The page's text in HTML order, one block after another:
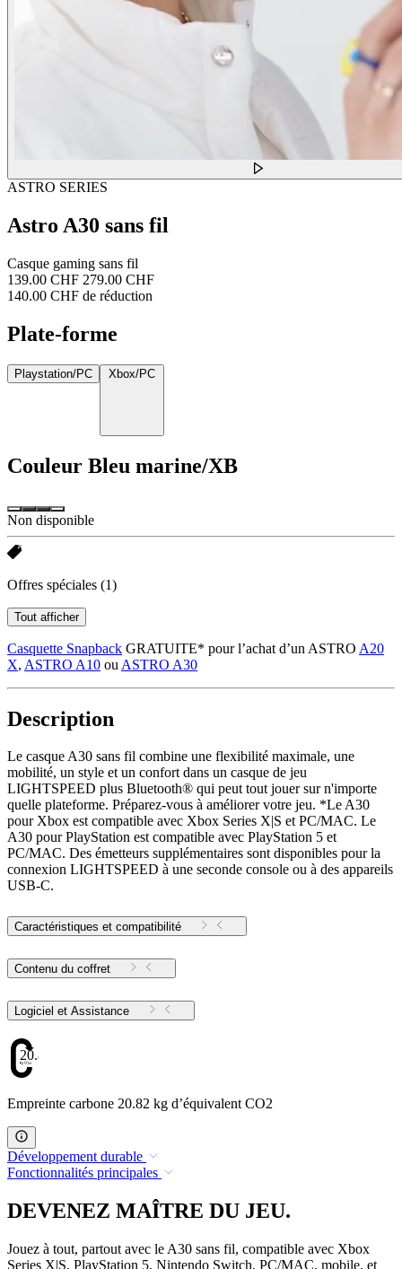
ASTRO SERIES
Astro A30 sans fil
Casque gaming sans fil
139.00 CHF 279.00 CHF
140.00 CHF de réduction
Plate-forme
Playstation/PC Xbox/PC
Couleur Bleu marine/XB
Non disponible
Offres spéciales (1)
Tout afficher
Casquette Snapback GRATUITE* pour l’achat d’un ASTRO A20
X, ASTRO A10 ou ASTRO A30
Description
Le casque A30 sans fil combine une flexibilité maximale, une
mobilité, un style et un confort dans un casque de jeu
LIGHTSPEED plus Bluetooth® qui peut tout jouer sur n'importe
quelle plateforme. Préparez-vous à améliorer votre jeu. *Le A30
pour Xbox est compatible avec Xbox Series X|S et PC/MAC. Le
A30 pour PlayStation est compatible avec PlayStation 5 et
PC/MAC. Des émetteurs supplémentaires sont disponibles pour la
connexion LIGHTSPEED à une seconde console ou à des appareils
USB-C.
Caractéristiques et compatibilité
Contenu du coffret
Logiciel et Assistance
20.82
Empreinte carbone 20.82 kg d’équivalent CO2
Développement durable
Fonctionnalités principales
DEVENEZ MAÎTRE DU JEU.
Jouez à tout, partout avec le A30 sans fil, compatible avec Xbox
Series X|S, PlayStation 5, Nintendo Switch, PC/MAC, mobile, et